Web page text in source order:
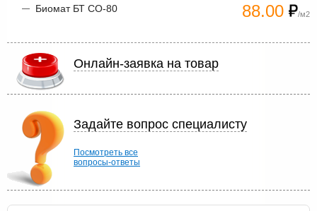
88.00 /м2
Биомат БТ СО-80
Онлайн-заявка на товар
Задайте вопрос специалисту
Посмотреть все
вопросы-ответы